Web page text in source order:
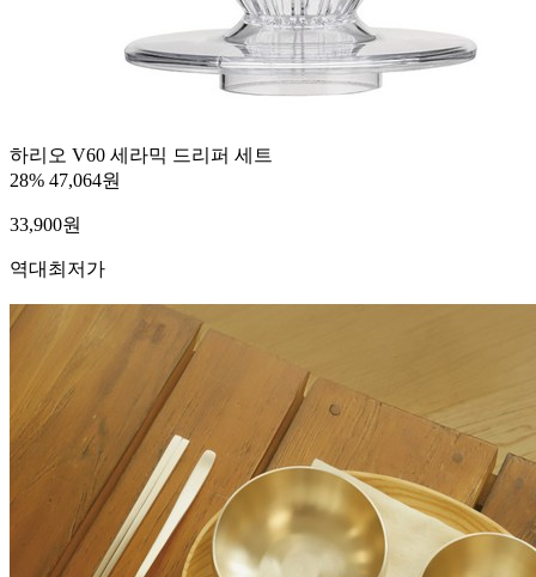
하리오 V60 세라믹 드리퍼 세트
28% 47,064원
33,900원
역대최저가